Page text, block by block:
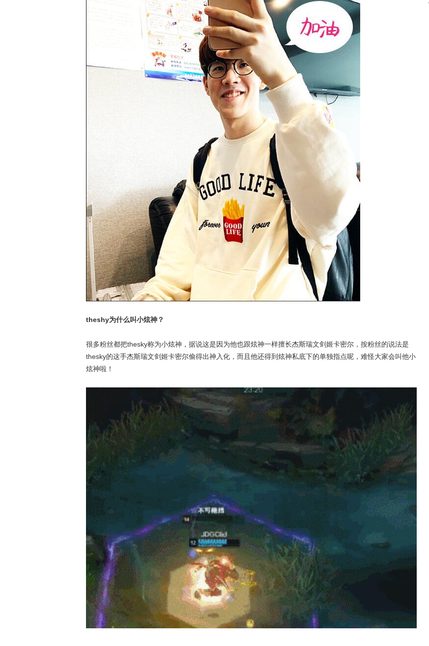
theshy为什么叫小炫神？
很多粉丝都把thesky称为小炫神，据说这是因为他也跟炫神一样擅长杰斯瑞文剑姬卡密尔，按粉丝的说法是
thesky的这手杰斯瑞文剑姬卡密尔偷得出神入化，而且他还得到炫神私底下的单独指点呢，难怪大家会叫他小
炫神啦！